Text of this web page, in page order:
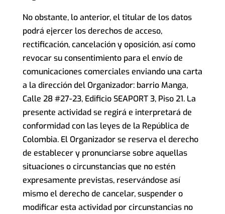
No obstante, lo anterior, el titular de los datos
podrá ejercer los derechos de acceso,
rectificación, cancelación y oposición, así como
revocar su consentimiento para el envío de
comunicaciones comerciales enviando una carta
a la dirección del Organizador: barrio Manga,
Calle 28 #27-23, Edificio SEAPORT 3, Piso 21. La
presente actividad se regirá e interpretará de
conformidad con las leyes de la República de
Colombia. El Organizador se reserva el derecho
de establecer y pronunciarse sobre aquellas
situaciones o circunstancias que no estén
expresamente previstas, reservándose así
mismo el derecho de cancelar, suspender o
modificar esta actividad por circunstancias no